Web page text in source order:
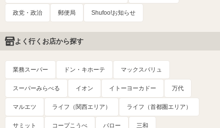
政党・政治 郵便局 Shufoo!お知らせ
よく行くお店から探す
業務スーパー ドン・キホーテ マックスバリュ
スーパーみらべる イオン イトーヨーカドー 万代
マルエツ ライフ（関西エリア） ライフ（首都圏エリア）
サミット コープこうべ バロー 三和